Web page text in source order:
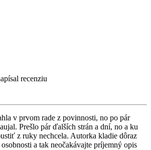
recenziu
v prvom rade z povinnosti, no po pár
Prešlo pár ďalších strán a dní, no a ku
z ruky nechcela. Autorka kladie dôraz
a tak neočakávajte príjemný opis